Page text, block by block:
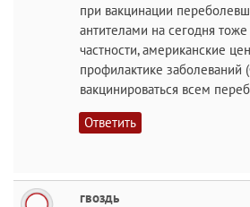
при вакцинации
антителами на сегодня тоже
частности, американские
профилактике заболеваний
вакцинироваться всем
Ответить
гвоздь